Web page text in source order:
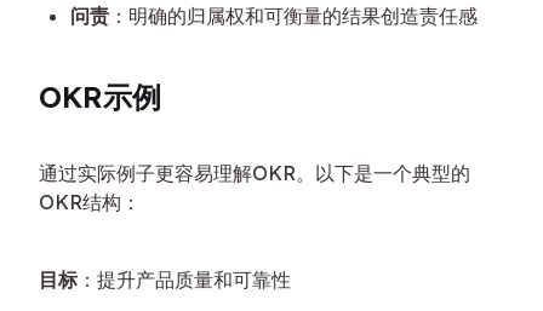
问责 ：明确的归属权和可衡量的结果创造责任感
OKR示例
通过实际例子更容易理解OKR。以下是一个典型的
OKR结构：
目标：提升产品质量和可靠性